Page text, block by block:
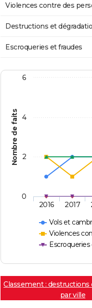
Violences contre des
Destructions et
Escroqueries et fraudes
Nombre de faits
Vols et
Violences
2016 2017
0
2
4
6
Classement : destructions
par ville